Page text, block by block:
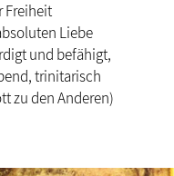
Freiheit
Liebe
und befähigt,
trinitarisch
zu den Anderen)